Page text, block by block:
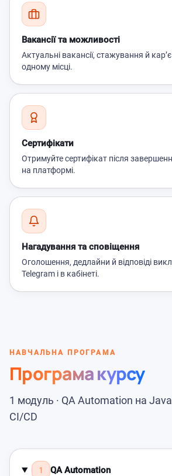
Вакансії та можливості
Актуальні вакансії, стажування й
одному місці.
Сертифікати
Отримуйте сертифікат після
на платформі.
Нагадування та сповіщення
Оголошення, дедлайни й відповіді
Telegram і в кабінеті.
НАВЧАЛЬНА ПРОГРАМА
Програма курсу
1 модуль · QA Automation на
CI/CD
1 QA Automation